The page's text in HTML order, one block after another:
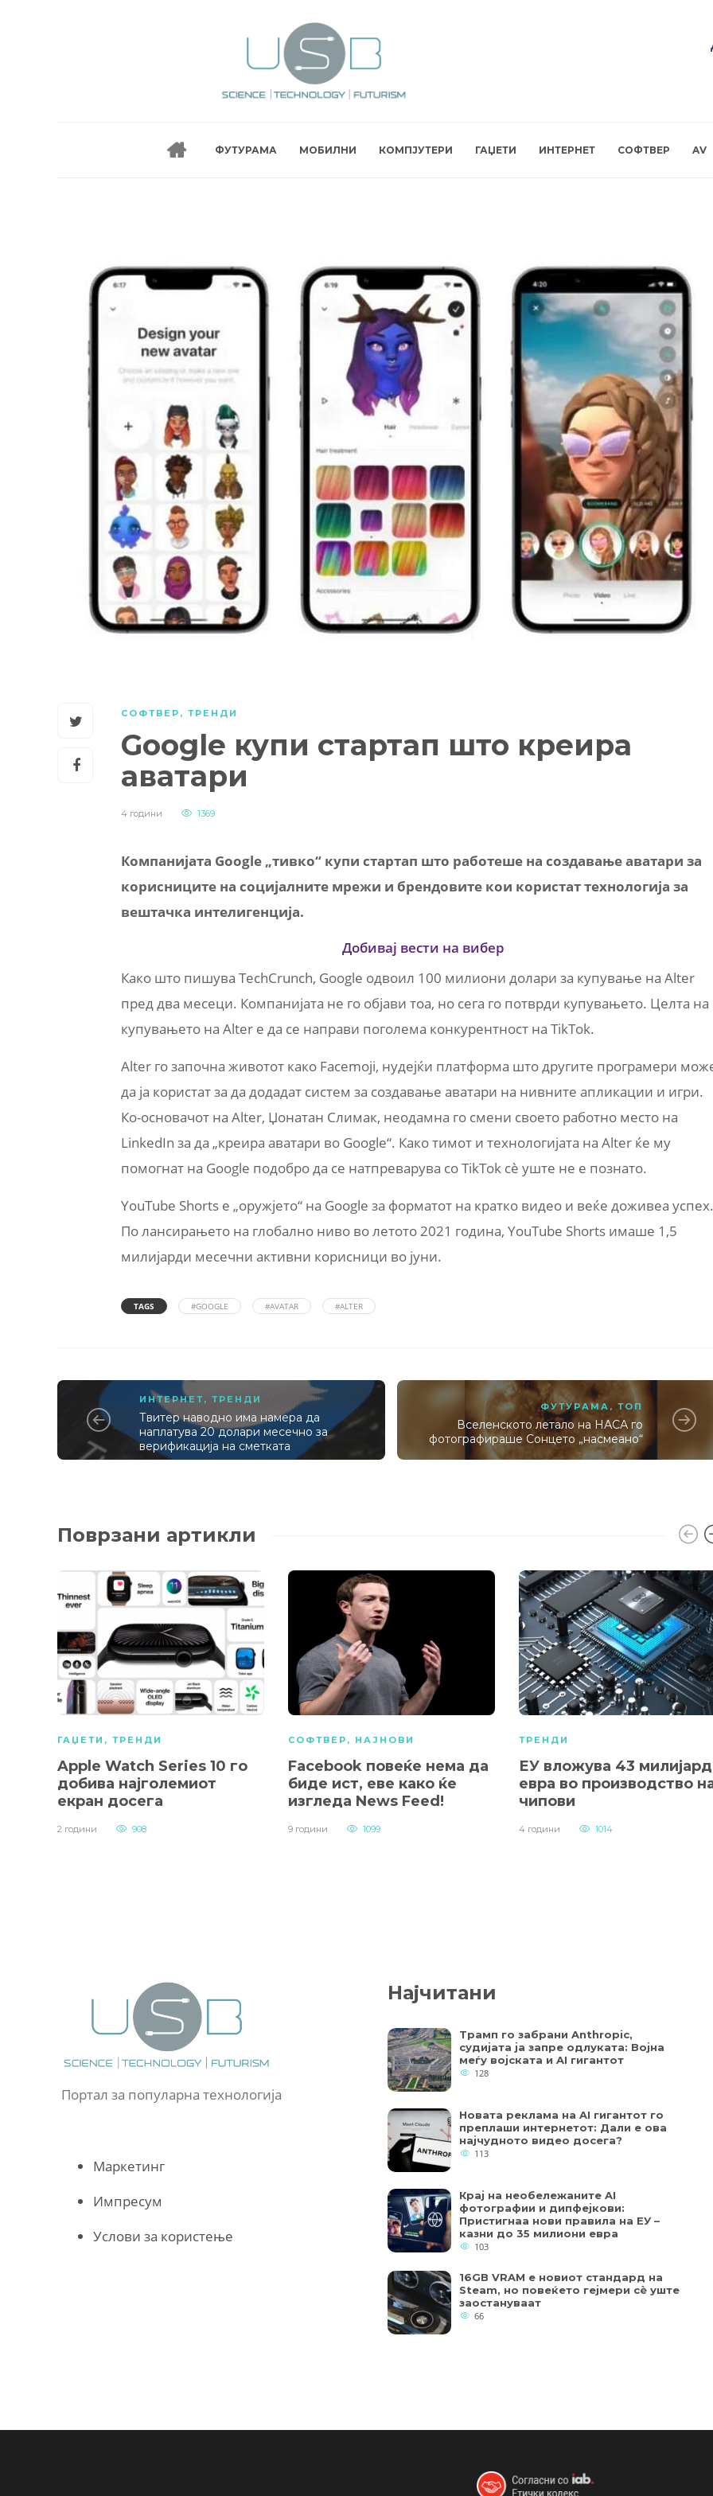
ФУТУРАМА МОБИЛНИ КОМПЈУТЕРИ ГАЏЕТИ ИНТЕРНЕТ СОФТВЕР AV
СОФТВЕР , ТРЕНДИ
Google купи стартап што креира
аватари
4 години 1369
Компанијата Google „тивко“ купи стартап што работеше на создавање аватари за
корисниците на социјалните мрежи и брендовите кои користат технологија за
вештачка интелигенција.
Добивај вести на вибер
Како што пишува TechCrunch, Google одвоил 100 милиони долари за купување на Alter
пред два месеци. Компанијата не го објави тоа, но сега го потврди купувањето. Целта на
купувањето на Alter е да се направи поголема конкурентност на TikTok.
Alter го започна животот како Facemoji, нудејќи платформа што другите програмери
да ја користат за да додадат систем за создавање аватари на нивните апликации и игри.
Ко-основачот на Alter, Џонатан Слимак, неодамна го смени своето работно место на
LinkedIn за да „креира аватари во Google“. Како тимот и технологијата на Alter ќе му
помогнат на Google подобро да се натпреварува со TikTok сè уште не е познато.
YouTube Shorts е „оружјето“ на Google за форматот на кратко видео и веќе доживеа успех.
По лансирањето на глобално ниво во летото 2021 година, YouTube Shorts имаше 1,5
милијарди месечни активни корисници во јуни.
TAGS #GOOGLE #AVATAR #ALTER
ИНТЕРНЕТ,ТРЕНДИ
Твитер наводно има намера да
наплатува 20 долари месечно за
верификација на сметката
ФУТУРАМА ,ТОП
Вселенското летало на НАСА го
фотографираше Сонцето „насмеано“
Поврзани артикли
ГАЏЕТИ , ТРЕНДИ
Apple Watch Series 10 го
добива најголемиот
екран досега
2 години 908
СОФТВЕР , НАЈНОВИ
Facebook повеќе нема да
биде ист, еве како ќе
изгледа News Feed!
9 години 1099
ТРЕНДИ
ЕУ вложува 43
евра во производство
чипови
4 години 1014
Портал за популарна технологија
Маркетинг
Импресум
Услови за користење
Најчитани
Трамп го забрани Anthropic,
судијата ја запре одлуката: Војна
меѓу војската и AI гигантот
128
Новата реклама на AI гигантот го
преплаши интернетот: Дали е ова
најчудното видео досега?
113
Крај на необележаните AI
фотографии и дипфејкови:
Пристигнаа нови правила на ЕУ –
казни до 35 милиони евра
103
16GB VRAM е новиот стандард на
Steam, но повеќето гејмери ​​сè уште
заостануваат
66